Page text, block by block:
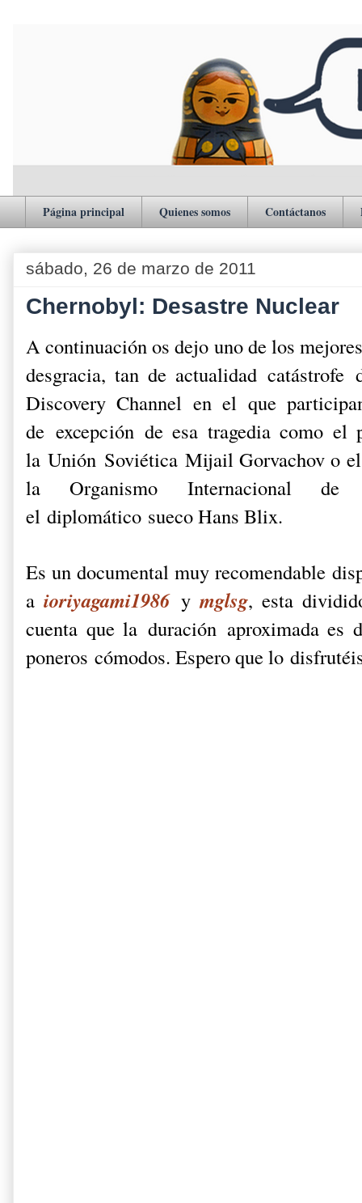
Página principal Quienes somos Contáctanos
sábado, 26 de marzo de 2011
Chernobyl: Desastre Nuclear
A continuación os dejo uno de los
desgracia, tan de actualidad catástrofe
Discovery Channel en el que
de excepción de esa tragedia como el
la Unión Soviética Mijail Gorvachov o el
la Organismo Internacional
el diplomático sueco Hans Blix.
Es un documental muy recomendable
aioriyagami1986 y mglsg, esta
cuenta que la duración aproximada
poneros cómodos. Espero que lo